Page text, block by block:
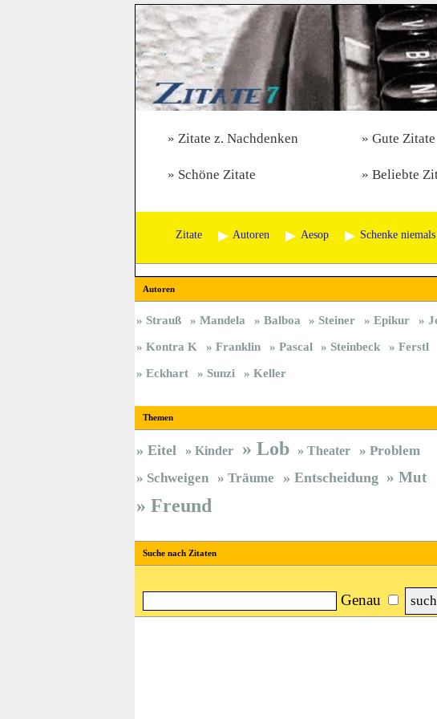
Zitate z. Nachdenken Gute Zitate
Schöne Zitate Beliebte
Zitate Autoren Aesop Schenke
Autoren
Strauß Mandela Balboa Steiner Epikur
Kontra K
Franklin Pascal Steinbeck
Ferstl
Eckhart
Sunzi Keller
Themen
Eitel Kinder Lob Theater
Problem
Schweigen
Träume Entscheidung Mut
Freund
Suche nach Zitaten
Genau